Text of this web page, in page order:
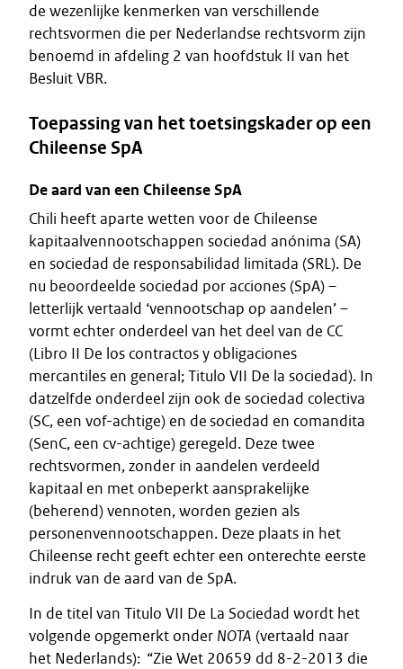
de wezenlijke kenmerken van verschillende
rechtsvormen die per Nederlandse rechtsvorm zijn
benoemd in afdeling 2 van hoofdstuk II van het
Besluit VBR.
Toepassing van het toetsingskader op een
Chileense SpA
De aard van een Chileense SpA
Chili heeft aparte wetten voor de Chileense
kapitaalvennootschappen sociedad anónima (SA)
en sociedad de responsabilidad limitada (SRL). De
nu beoordeelde sociedad por acciones (SpA) –
letterlijk vertaald ‘vennootschap op aandelen’ –
vormt echter onderdeel van het deel van de CC
(Libro II De los contractos y obligaciones
mercantiles en general; Titulo VII De la sociedad). In
datzelfde onderdeel zijn ook de sociedad colectiva
(SC, een vof-achtige) en de sociedad en comandita
(SenC, een cv-achtige) geregeld. Deze twee
rechtsvormen, zonder in aandelen verdeeld
kapitaal en met onbeperkt aansprakelijke
(beherend) vennoten, worden gezien als
personenvennootschappen. Deze plaats in het
Chileense recht geeft echter een onterechte eerste
indruk van de aard van de SpA.
In de titel van Titulo VII De La Sociedad wordt het
volgende opgemerkt onder NOTA (vertaald naar
het Nederlands): “Zie Wet 20659 dd 8-2-2013 die